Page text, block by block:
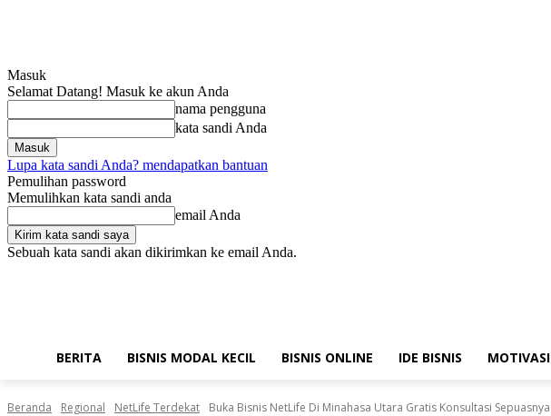
Masuk
Selamat Datang! Masuk ke akun Anda
nama pengguna
kata sandi Anda
Lupa kata sandi Anda? mendapatkan bantuan
Pemulihan password
Memulihkan kata sandi anda
email Anda
Sebuah kata sandi akan dikirimkan ke email Anda.
BERITA BISNIS MODAL KECIL BISNIS ONLINE IDE BISNIS MOTIVASI
Beranda Regional NetLife Terdekat Buka Bisnis NetLife Di Minahasa Utara Gratis Konsultasi Sepuasnya